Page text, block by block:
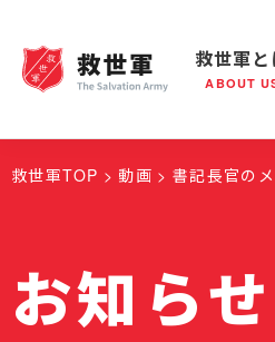
救世軍と
ABOUT
救世軍とは 世界が抱え
救世軍TOP 動画 書記長官の
お知らせ